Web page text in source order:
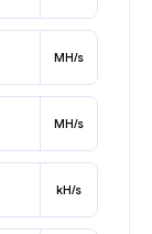
MH/s
MH/s
kH/s